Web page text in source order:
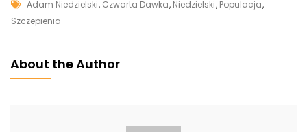
Niedzielski
Tags
Adam Niedzielski, Czwarta Dawka, Niedzielski, Populacja,
Szczepienia
About the Author